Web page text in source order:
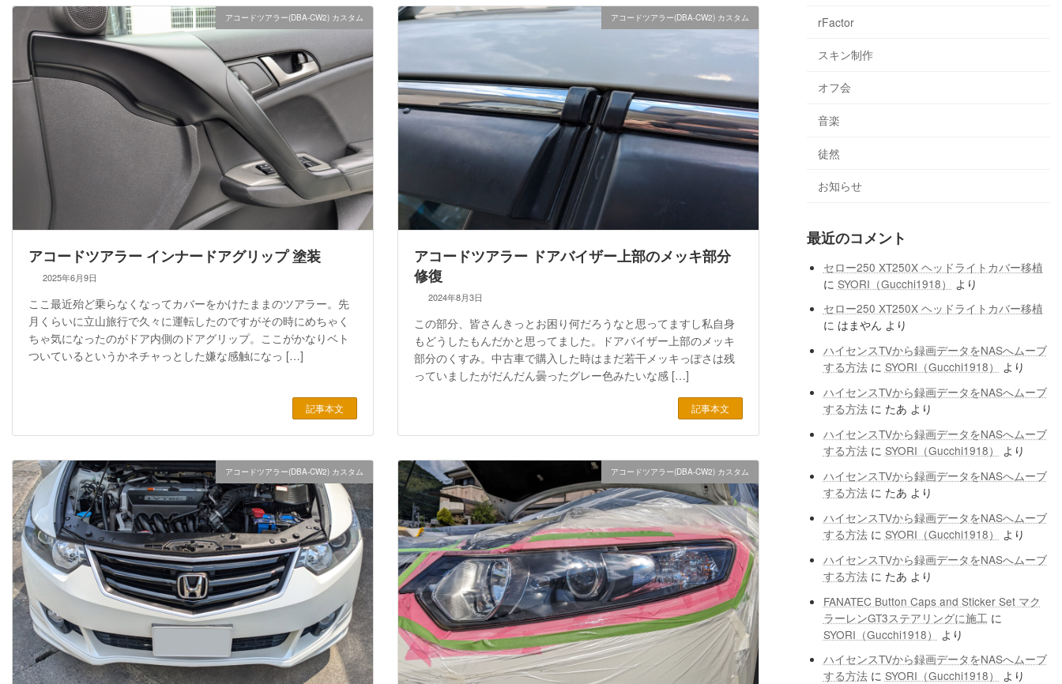
アコードツアラー(DBA-CW2) カスタム
アコードツアラー インナードアグリップ 塗装
2025年6月9日
ここ最近殆ど乗らなくなってカバーをかけたままのツアラー。先
月くらいに立山旅行で久々に運転したのですがその時にめちゃく
ちゃ気になったのがドア内側のドアグリップ。ここがかなりベト
ついているというかネチャっとした嫌な感触になっ […]
記事本文
アコードツアラー(DBA-CW2) カスタム
アコードツアラー ドアバイザー上部のメッキ部分
修復
2024年8月3日
この部分、皆さんきっとお困り何だろうなと思ってますし私自身
もどうしたもんだかと思ってました。ドアバイザー上部のメッキ
部分のくすみ。中古車で購入した時はまだ若干メッキっぽさは残
っていましたがだんだん曇ったグレー色みたいな感 […]
記事本文
アコードツアラー(DBA-CW2) カスタム アコードツアラー(DBA-CW2) カスタム
rFactor
スキン制作
オフ会
音楽
徒然
お知らせ
最近のコメント
セロー250 XT250X ヘッドライトカバー移植
に SYORI（Gucchi1918）
より
セロー250 XT250X ヘッドライトカバー移植
に はまやん より
ハイセンスTVから録画データをNASへムーブ
する方法に SYORI（Gucchi1918）
より
ハイセンスTVから録画データをNASへムーブ
する方法に たあ より
ハイセンスTVから録画データをNASへムーブ
する方法に SYORI（Gucchi1918）
より
ハイセンスTVから録画データをNASへムーブ
する方法に たあ より
ハイセンスTVから録画データをNASへムーブ
する方法に SYORI（Gucchi1918）
より
ハイセンスTVから録画データをNASへムーブ
する方法に たあ より
FANATEC Button Caps and Sticker Set マク
ラーレンGT3ステアリングに施工 に
SYORI（Gucchi1918）
より
ハイセンスTVから録画データをNASへムーブ
する方法に SYORI（Gucchi1918） より